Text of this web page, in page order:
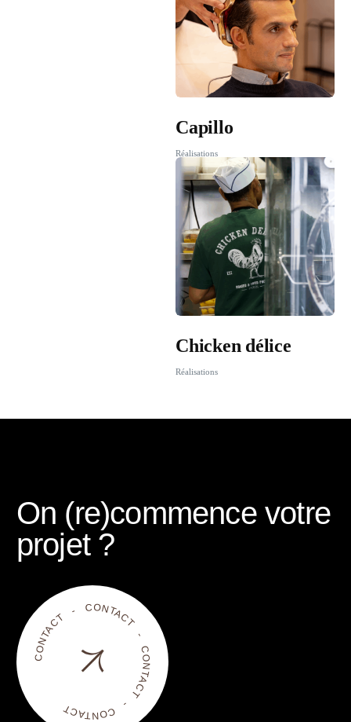
Réalisations
Capillo
Réalisations
Chicken délice
Réalisations
On (re)commence votre
projet ?
CONTACT - CONTACT - CONTACT - CONTACT